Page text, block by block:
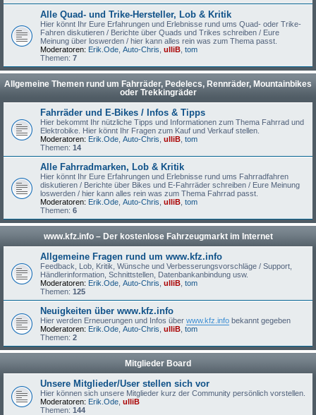
Alle Quad- und Trike-Hersteller, Lob & Kritik
Hier könnt Ihr Eure Erfahrungen und Erlebnisse rund ums Quad- oder Trike-
Fahren diskutieren / Berichte über Quads und Trikes schreiben / Eure
Meinung über loswerden / hier kann alles rein was zum Thema passt.
Moderatoren: Erik.Ode Auto-Chris ulliB tom
Themen: 7
Allgemeine Themen rund um Fahrräder, Pedelecs, Rennräder, Mountainbikes
oder Trekkingräder
Fahrräder und E-Bikes / Infos & Tipps
Hier bekommt Ihr nützliche Tipps und Informationen zum Thema Fahrrad und
Elektrobike. Hier könnt Ihr Fragen zum Kauf und Verkauf stellen.
Moderatoren: Erik.Ode Auto-Chris ulliB tom
Themen: 14
Alle Fahrradmarken, Lob & Kritik
Hier könnt Ihr Eure Erfahrungen und Erlebnisse rund ums Fahrradfahren
diskutieren / Berichte über Bikes und E-Fahrräder schreiben / Eure Meinung
loswerden / hier kann alles rein was zum Thema Fahrrad passt.
Moderatoren: Erik.Ode Auto-Chris ulliB tom
Themen: 6
www.kfz.info – Der kostenlose Fahrzeugmarkt im Internet
Allgemeine Fragen rund um www.kfz.info
Feedback, Lob, Kritik, Wünsche und Verbesserungsvorschläge / Support,
Händlerinformation, Schnittstellen, Datenbankanbindung usw.
Moderatoren: Erik.Ode Auto-Chris ulliB tom
Themen: 125
Neuigkeiten über www.kfz.info
Hier werden Erneuerungen und Infos über www.kfz.info bekannt gegeben
Moderatoren: Erik.Ode Auto-Chris ulliB tom
Themen: 2
Mitglieder Board
Unsere Mitglieder/User stellen sich vor
Hier können sich unsere Mitglieder kurz der Community persönlich vorstellen.
Moderatoren: Erik.Ode ulliB
Themen: 144